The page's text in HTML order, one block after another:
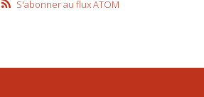
S'abonner au flux ATOM